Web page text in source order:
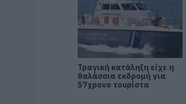
Τραγική κατάληξη είχε η
θαλάσσια εκδρομή για
57χρονο τουρίστα